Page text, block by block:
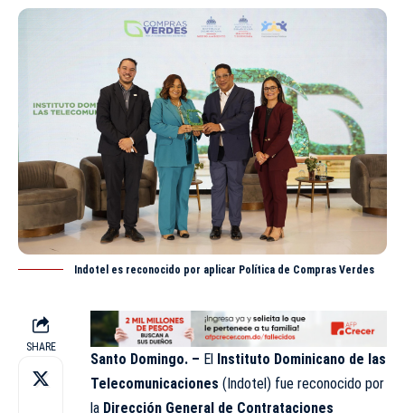
Indotel es reconocido por aplicar Política de Compras Verdes
SHARE
Santo Domingo. – El Instituto Dominicano de las
Telecomunicaciones (Indotel) fue reconocido por
la Dirección General de Contrataciones